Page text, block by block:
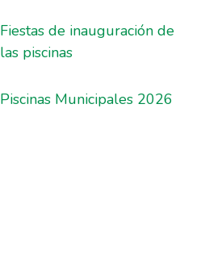
Fiestas de inauguración de
las piscinas
Piscinas Municipales 2026